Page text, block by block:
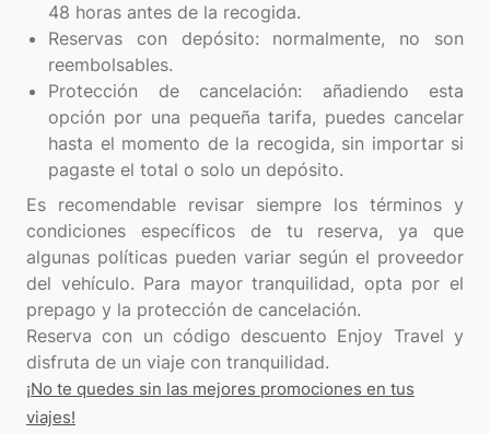
48 horas antes de la recogida.
Reservas con depósito: normalmente, no son
reembolsables.
Protección de cancelación: añadiendo esta
opción por una pequeña tarifa, puedes cancelar
hasta el momento de la recogida, sin importar si
pagaste el total o solo un depósito.
Es recomendable revisar siempre los términos y
condiciones específicos de tu reserva, ya que
algunas políticas pueden variar según el proveedor
del vehículo. Para mayor tranquilidad, opta por el
prepago y la protección de cancelación.
Reserva con un código descuento Enjoy Travel y
¡No te quedes sin las mejores promociones en tus
viajes!